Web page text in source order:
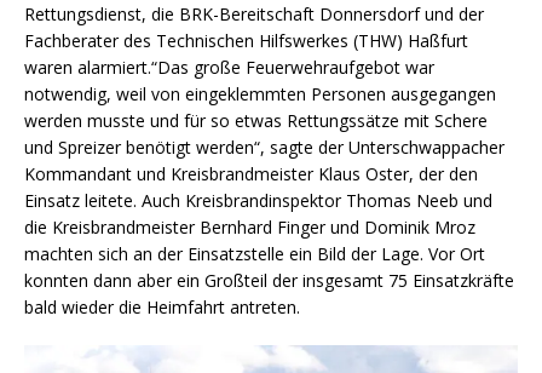
Rettungsdienst, die BRK-Bereitschaft Donnersdorf und der
Fachberater des Technischen Hilfswerkes (THW) Haßfurt
waren alarmiert.“Das große Feuerwehraufgebot war
notwendig, weil von eingeklemmten Personen ausgegangen
werden musste und für so etwas Rettungssätze mit Schere
und Spreizer benötigt werden“, sagte der Unterschwappacher
Kommandant und Kreisbrandmeister Klaus Oster, der den
Einsatz leitete. Auch Kreisbrandinspektor Thomas Neeb und
die Kreisbrandmeister Bernhard Finger und Dominik Mroz
machten sich an der Einsatzstelle ein Bild der Lage. Vor Ort
konnten dann aber ein Großteil der insgesamt 75 Einsatzkräfte
bald wieder die Heimfahrt antreten.